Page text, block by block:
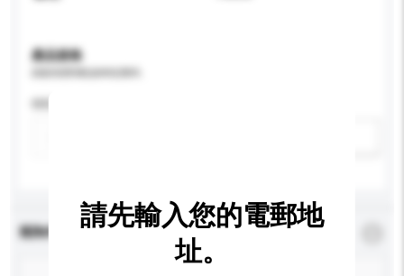
產品規格
查詢內容 * 必須填寫
請先輸入您的電郵地
址。